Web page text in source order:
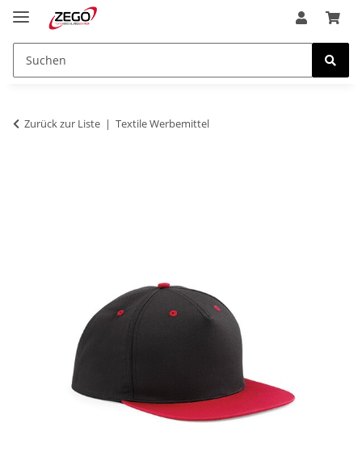
Zurück zur Liste Textile Werbemittel